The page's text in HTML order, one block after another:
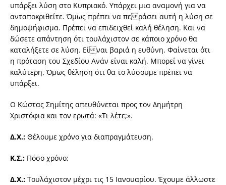
υπάρξει λύση στο Κυπριακό. Υπάρχει μια αναμονή για να
ανταποκριθείτε. Όμως πρέπει να περάσει αυτή η λύση σε
δημοψήφισμα. Πρέπει να επιδειχθεί καλή θέληση. Και να
δώσετε απάντηση ότι τουλάχιστον σε κάποιο χρόνο θα
καταλήξετε σε λύση. Είναι βαριά η ευθύνη. Φαίνεται ότι
η πρόταση του Σχεδίου Ανάν είναι καλή. Μπορεί να γίνει
καλύτερη. Όμως θέληση ότι θα το λύσουμε πρέπει να
υπάρξει.
Ο Κώστας Σημίτης απευθύνεται προς τον Δημήτρη
Χριστόφια και τον ερωτά: «Τι λέτε;».
Δ.Χ.: Θέλουμε χρόνο για διαπραγμάτευση.
Κ.Σ.: Πόσο χρόνο;
Δ.Χ.: Τουλάχιστον μέχρι τις 15 Ιανουαρίου. Έχουμε άλλωστε